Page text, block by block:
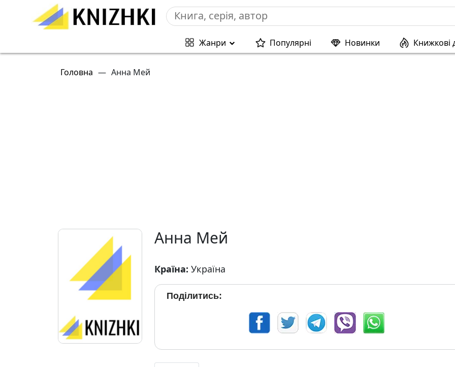
Жанри Популярні Новинки Книжкові
Головна — Анна Мей
Анна Мей
Країна: Україна
Поділитись: